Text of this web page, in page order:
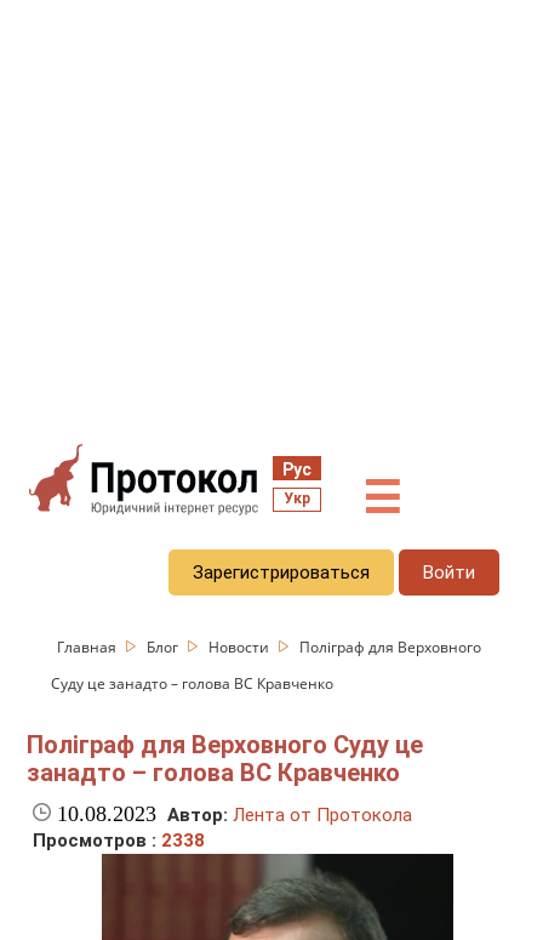
Рус
Укр ☰
Зарегистрироваться Войти
Главная Блог Новости
Поліграф для Верховного
Суду це занадто – голова ВС Кравченко
Поліграф для Верховного Суду це
занадто – голова ВС Кравченко
10.08.2023 Автор: Лента от Протокола
Просмотров : 2338